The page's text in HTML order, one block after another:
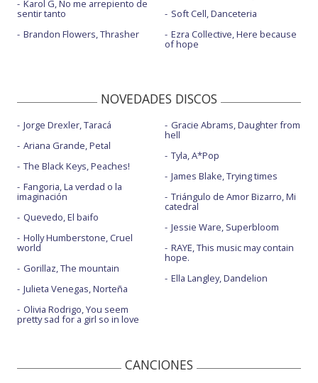
Karol G, No me arrepiento de
sentir tanto
Brandon Flowers, Thrasher
Soft Cell, Danceteria
Ezra Collective, Here because
of hope
NOVEDADES DISCOS
Jorge Drexler, Taracá
Ariana Grande, Petal
The Black Keys, Peaches!
Fangoria, La verdad o la
imaginación
Quevedo, El baifo
Holly Humberstone, Cruel
world
Gorillaz, The mountain
Julieta Venegas, Norteña
Olivia Rodrigo, You seem
pretty sad for a girl so in love
Gracie Abrams, Daughter from
hell
Tyla, A*Pop
James Blake, Trying times
Triángulo de Amor Bizarro, Mi
catedral
Jessie Ware, Superbloom
RAYE, This music may contain
hope.
Ella Langley, Dandelion
CANCIONES